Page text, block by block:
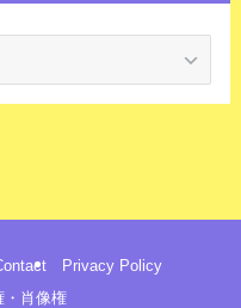
Privacy Policy
・肖像権